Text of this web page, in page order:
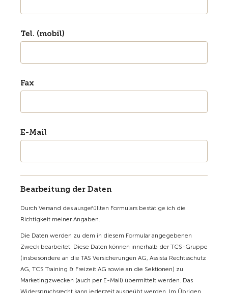
Tel. (mobil)
Fax
E-Mail
Bearbeitung der Daten
Durch Versand des ausgefüllten Formulars bestätige ich die
Richtigkeit meiner Angaben.
Die Daten werden zu dem in diesem Formular angegebenen
Zweck bearbeitet. Diese Daten können innerhalb der TCS-Gruppe
(insbesondere an die TAS Versicherungen AG, Assista Rechtsschutz
AG, TCS Training & Freizeit AG sowie an die Sektionen) zu
Marketingzwecken (auch per E-Mail) übermittelt werden. Das
Widerspruchsrecht kann jederzeit ausgeübt werden. Im Übrigen